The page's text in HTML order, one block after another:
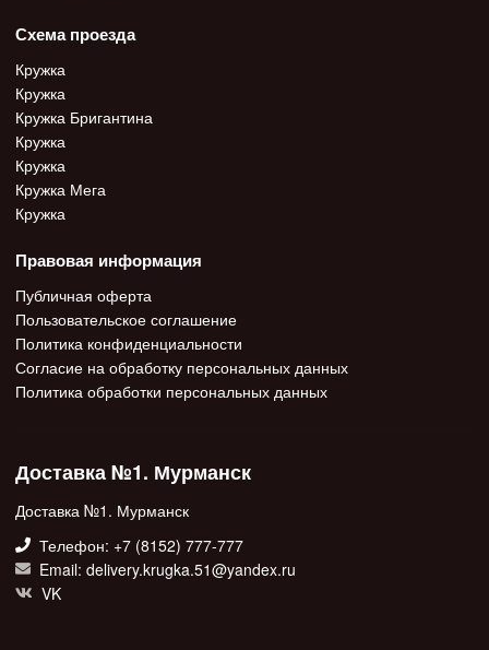
Схема проезда
Кружка
Кружка
Кружка Бригантина
Кружка
Кружка
Кружка Мега
Кружка
Правовая информация
Публичная оферта
Пользовательское соглашение
Политика конфиденциальности
Согласие на обработку персональных данных
Политика обработки персональных данных
Доставка №1. Мурманск
Доставка №1. Мурманск
Телефон: +7 (8152) 777-777
Email: delivery.krugka.51@yandex.ru
VK